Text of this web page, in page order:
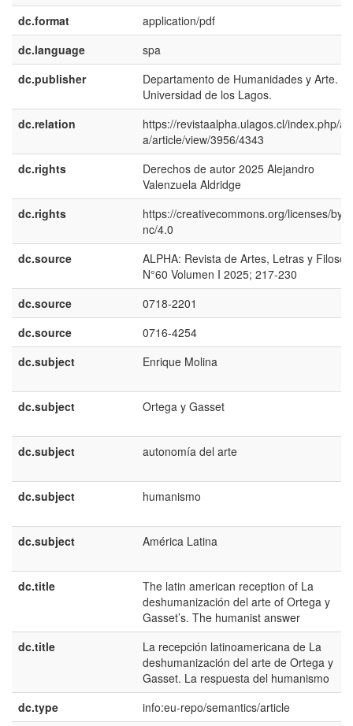
dc.format
application/pdf
dc.language
spa
dc.publisher
Departamento de Humanidades y Arte.
Universidad de los Lagos.
dc.relation
https://revistaalpha.ulagos.cl/index.php/
a/article/view/3956/4343
dc.rights
Derechos de autor 2025 Alejandro
Valenzuela Aldridge
dc.rights
https://creativecommons.org/licenses/by-
nc/4.0
dc.source
ALPHA: Revista de Artes, Letras y
N°60 Volumen I 2025; 217-230
dc.source
0718-2201
dc.source
0716-4254
dc.subject
Enrique Molina
dc.subject Ortega y Gasset
dc.subject autonomía del arte
dc.subject humanismo
dc.subject América Latina
dc.title
The latin american reception of La
deshumanización del arte of Ortega y
Gasset’s. The humanist answer
dc.title
La recepción latinoamericana de La
deshumanización del arte de Ortega y
Gasset. La respuesta del humanismo
dc.type
info:eu-repo/semantics/article